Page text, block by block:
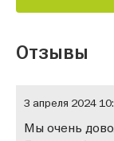
Отзывы
3 апреля 2024
Мы очень